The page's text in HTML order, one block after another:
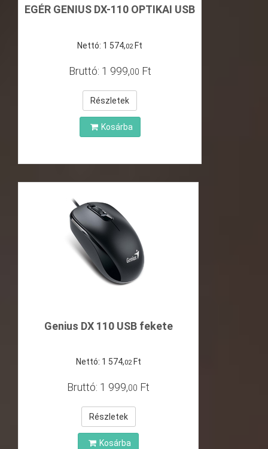
EGÉR GENIUS DX-110 OPTIKAI USB
Nettó: 1 574,02 Ft
Bruttó: 1 999,00 Ft
Részletek
Kosárba
Genius DX 110 USB fekete
Nettó: 1 574,02 Ft
Bruttó: 1 999,00 Ft
Részletek
Kosárba